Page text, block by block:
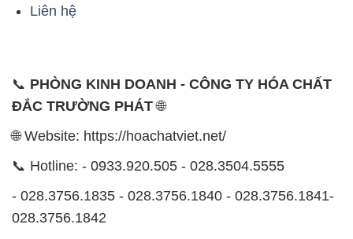
Liên hệ
📞 PHÒNG KINH DOANH - CÔNG TY HÓA CHẤT
ĐẮC TRƯỜNG PHÁT🌐
🌐 Website: https://hoachatviet.net/
📞 Hotline: - 0933.920.505 - 028.3504.5555
- 028.3756.1835 - 028.3756.1840 - 028.3756.1841-
028.3756.1842